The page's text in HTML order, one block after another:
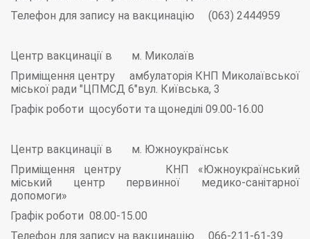
Телефон для запису на вакцинацію (063) 2444959
Центр вакцинації в м. Миколаїв
Приміщення центру амбулаторія КНП Миколаївської
міської ради "ЦПМСД 6"вул. Київська, 3
Графік роботи щосуботи та щонеділі 09.00-16.00
Центр вакцинації в м. Южноукраїнськ
Приміщення центру КНП «Южноукраїнський
міський центр первинної медико-санітарної
допомоги»
Графік роботи 08.00-15.00
Телефон для запису на вакцинацію 066-211-61-39